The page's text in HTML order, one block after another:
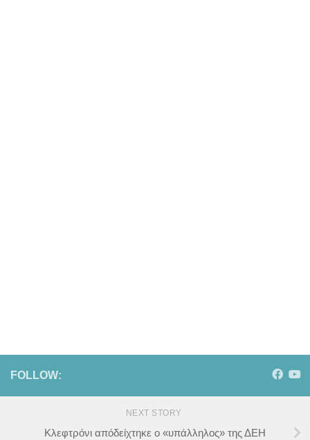
FOLLOW:
NEXT STORY
Κλεφτρόνι απόδείχτηκε ο «υπάλληλος» της ΔΕΗ